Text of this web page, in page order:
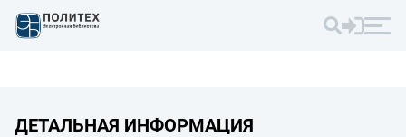
ДЕТАЛЬНАЯ ИНФОРМАЦИЯ